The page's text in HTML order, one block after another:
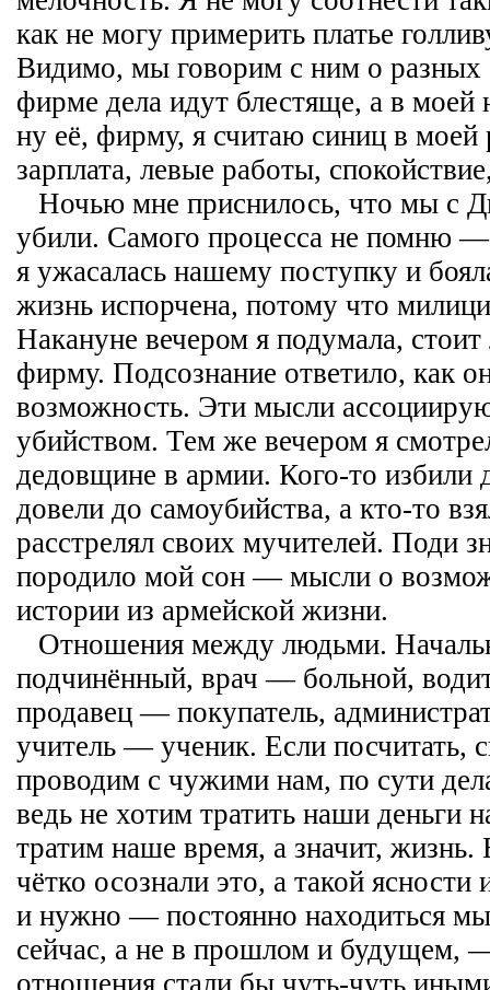
как не могу примерить платье
Видимо, мы говорим с ним о
фирме дела идут блестяще, а в моей
ну её, фирму, я считаю синиц в моей
зарплата, левые работы,
Ночью мне приснилось, что мы с
убили. Самого процесса не помню
я ужасалась нашему поступку и
жизнь испорчена, потому что
Накануне вечером я подумала,
фирму. Подсознание ответило, как
возможность. Эти мысли
убийством. Тем же вечером я
дедовщине в армии. Кого-то избили
довели до самоубийства, а кто-то
расстрелял своих мучителей. Поди
породило мой сон — мысли о
истории из армейской жизни.
Отношения между людьми.
подчинённый, врач — больной,
продавец — покупатель,
учитель — ученик. Если посчитать,
проводим с чужими нам, по сути
ведь не хотим тратить наши деньги
тратим наше время, а значит,
чётко осознали это, а такой ясности
и нужно — постоянно находиться
сейчас, а не в прошлом и будущем,
отношения стали бы чуть-чуть